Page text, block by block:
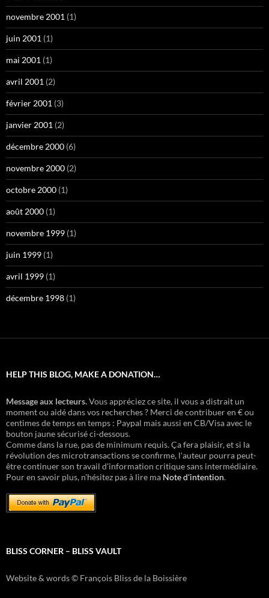
novembre 2001 (1)
juin 2001 (1)
mai 2001 (1)
avril 2001 (2)
février 2001 (3)
janvier 2001 (2)
décembre 2000 (6)
novembre 2000 (2)
octobre 2000 (1)
août 2000 (1)
novembre 1999 (1)
juin 1999 (1)
avril 1999 (1)
décembre 1998 (1)
HELP THIS BLOG, MAKE A DONATION…
Message aux lecteurs.Vous appréciez ce site, il vous a distrait un
moment ou aidé dans vos recherches ? Merci de contribuer en € ou
centimes de temps en temps : Paypal mais aussi en CB/Visa avec le
bouton jaune sécurisé ci-dessous.
Comme dans la rue, pas de minimum requis. Ça fera plaisir, et si la
révolution des microtransactions se confirme, l'auteur pourra peut-
être continuer son travail d'information critique sans intermédiaire.
Pour en savoir plus, n'hésitez pas à lire ma Note d'intention.
BLISS CORNER – BLISS VAULT
Website & words © François Bliss de la Boissière